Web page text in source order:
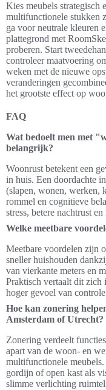
Kies meubels strategisch
multifunctionele stukken
ga voor neutrale kleuren
plattegrond met
proberen. Start
controleer maatvoering
weken met de nieuwe
veranderingen
het grootste effect op
FAQ
Wat bedoelt men met
belangrijk?
Woonrust betekent een
in huis. Een doordachte
(slapen, wonen, werken,
rommel en cognitieve
stress, betere nachtrust
Welke meetbare
Meetbare voordelen zijn
sneller huishouden
van vierkante meters en
Praktisch vertaalt dit zich
hoger gevoel van
Hoe kan zonering
Amsterdam of Utrecht?
Zonering verdeelt
apart van de woon- en
multifunctionele
gordijn of open kast als
slimme verlichting